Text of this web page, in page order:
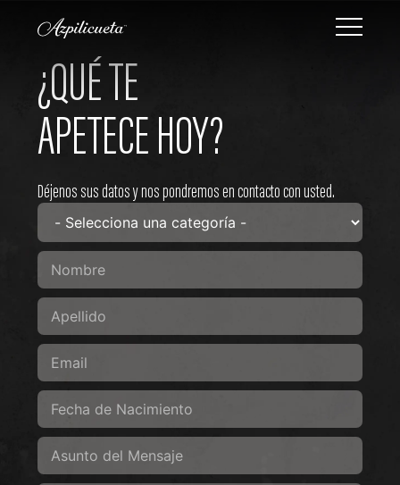
¿QUÉ TE
APETECE HOY?
Déjenos sus datos y nos pondremos en contacto con usted.